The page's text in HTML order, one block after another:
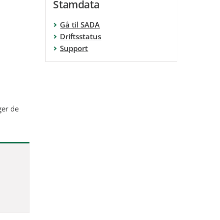
de
Stamdata
Gå til SADA
Driftsstatus
Support